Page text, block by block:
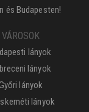
és Budapesten!
VÁROSOK
lányok
lányok
lányok
lányok